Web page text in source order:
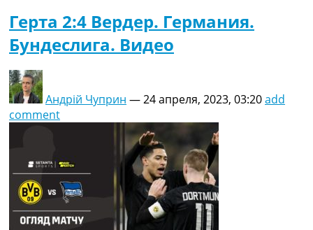
Герта 2:4 Вердер. Германия.
Бундеслига. Видео
Андрій Чуприн —24 апреля, 2023, 03:20add
comment